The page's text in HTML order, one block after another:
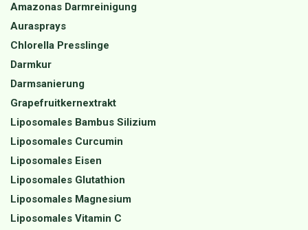
Amazonas Darmreinigung
Aurasprays
Chlorella Presslinge
Darmkur
Darmsanierung
Grapefruitkernextrakt
Liposomales Bambus Silizium
Liposomales Curcumin
Liposomales Eisen
Liposomales Glutathion
Liposomales Magnesium
Liposomales Vitamin C